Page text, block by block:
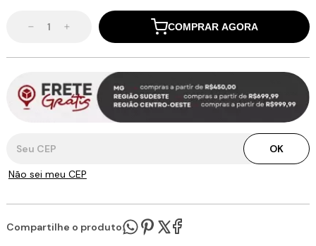
COMPRAR AGORA
OK
Não sei meu CEP
Compartilhe o produto: